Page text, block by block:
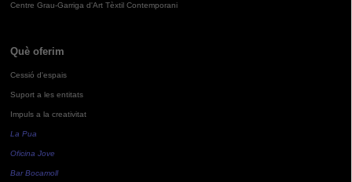
Centre Grau-Garriga d'Art Tèxtil Contemporani
Què oferim
Cessió d'espais
Suport a les entitats
Impuls a la creativitat
La Pua
Oficina Jove
Bar Bocamoll